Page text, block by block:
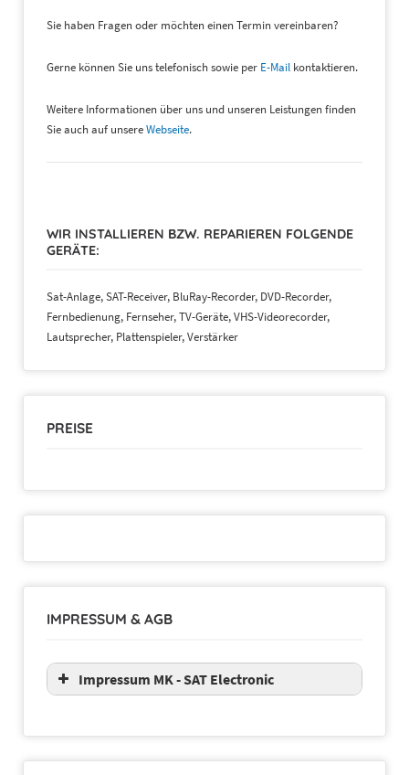
Sie haben Fragen oder möchten einen Termin vereinbaren?
Gerne können Sie uns telefonisch sowie per E-Mail kontaktieren.
Weitere Informationen über uns und unseren Leistungen finden
Sie auch auf unsereWebseite.
WIR INSTALLIEREN BZW. REPARIEREN FOLGENDE
GERÄTE:
Sat-Anlage, SAT-Receiver, BluRay-Recorder, DVD-Recorder,
Fernbedienung, Fernseher, TV-Geräte, VHS-Videorecorder,
Lautsprecher, Plattenspieler, Verstärker
PREISE
IMPRESSUM & AGB
Impressum MK - SAT Electronic